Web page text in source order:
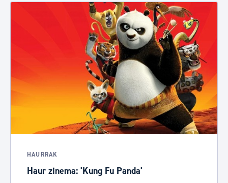
HAURRAK
Haur zinema: 'Kung Fu Panda'